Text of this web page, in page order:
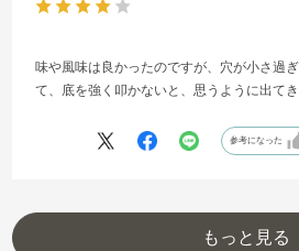
味や風味は良かったのですが、穴が小さ過
て、底を強く叩かないと、思うように出てき
参考になった
もっと見る